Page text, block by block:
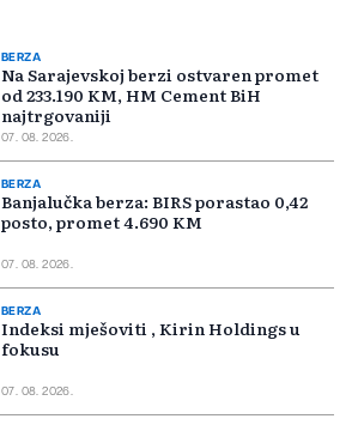
BERZA
Na Sarajevskoj berzi ostvaren promet
od 233.190 KM, HM Cement BiH
najtrgovaniji
07. 08. 2026.
BERZA
Banjalučka berza: BIRS porastao 0,42
posto, promet 4.690 KM
07. 08. 2026.
BERZA
Indeksi mješoviti , Kirin Holdings u
fokusu
07. 08. 2026.